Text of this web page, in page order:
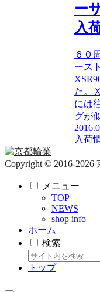
ー
入
６０
ース
た。
には
グが
入荷
Copyright © 2016-2026
メニュー
TOP
NEWS
shop info
ホーム
検索
トップ